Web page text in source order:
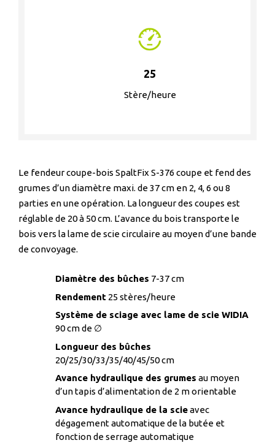
25
Stère/heure
Le fendeur coupe-bois SpaltFix S-376 coupe et fend des
grumes d’un diamètre maxi. de 37 cm en 2, 4, 6 ou 8
parties en une opération. La longueur des coupes est
réglable de 20 à 50 cm. L’avance du bois transporte le
bois vers la lame de scie circulaire au moyen d’une bande
de convoyage.
Diamètre des bûches 7-37 cm
Rendement25 stères/heure
Système de sciage avec lame de scie WIDIA
90 cm de ∅
Longueur des bûches
20/25/30/33/35/40/45/50 cm
Avance hydraulique des grumes au moyen
d’un tapis d’alimentation de 2 m orientable
Avance hydraulique de la scieavec
dégagement automatique de la butée et
fonction de serrage automatique